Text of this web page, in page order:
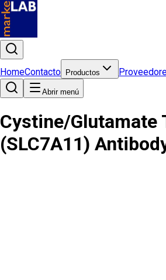
HomeContacto Productos
Abrir menú
Cystine/Glutamate
(SLC7A11)